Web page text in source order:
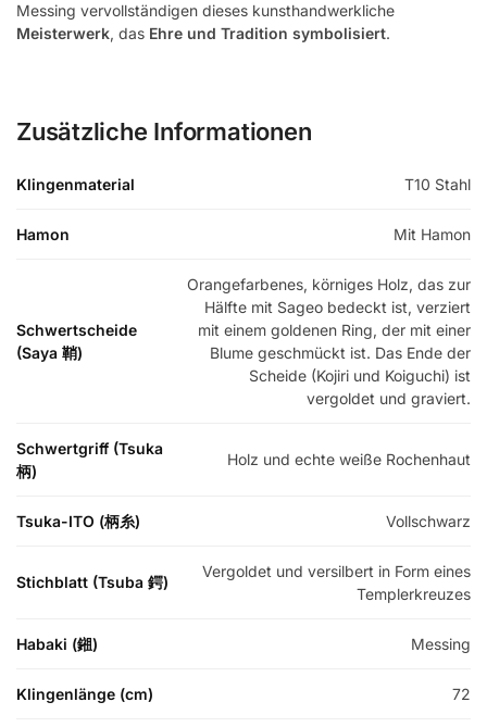
Messing vervollständigen dieses kunsthandwerkliche
Meisterwerk, das Ehre und Tradition symbolisiert.
Zusätzliche Informationen
Klingenmaterial T10 Stahl
Hamon Mit Hamon
Schwertscheide
(Saya 鞘)
Orangefarbenes, körniges Holz, das zur
Hälfte mit Sageo bedeckt ist, verziert
mit einem goldenen Ring, der mit einer
Blume geschmückt ist. Das Ende der
Scheide (Kojiri und Koiguchi) ist
vergoldet und graviert.
Schwertgriff (Tsuka
柄)
Holz und echte weiße Rochenhaut
Tsuka-ITO (柄糸) Vollschwarz
Stichblatt (Tsuba 鍔)
Vergoldet und versilbert in Form eines
Templerkreuzes
Habaki (鎺) Messing
Klingenlänge (cm) 72